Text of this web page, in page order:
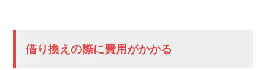
借り換えの際に費用がかかる